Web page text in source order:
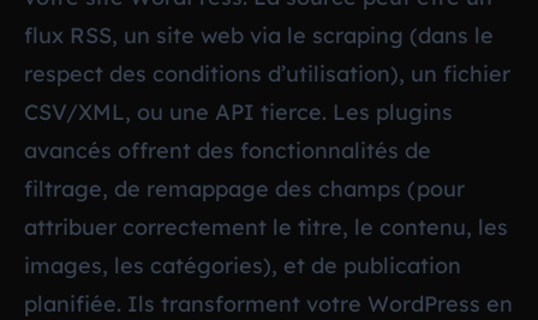
flux RSS, un site web via le scraping (dans le
respect des conditions d’utilisation), un fichier
CSV/XML, ou une API tierce. Les plugins
avancés offrent des fonctionnalités de
filtrage, de remappage des champs (pour
attribuer correctement le titre, le contenu, les
images, les catégories), et de publication
planifiée. Ils transforment votre WordPress en